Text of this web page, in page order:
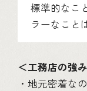
標準的なこ
ラーなこと
＜工務店の強
・地元密着な